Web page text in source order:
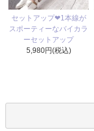
セットアップ❤1本線が
スポーティーなバイカラ
ーセットアップ
5,980円(税込)